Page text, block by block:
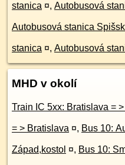
stanica ¤, Autobusová
Autobusová stanica
stanica ¤, Autobusová
MHD v okolí
= > Bratislava ¤, Bus 10:
Západ,kostol ¤, Bus 10: